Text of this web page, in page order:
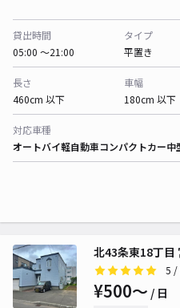
貸出時間
05:00 〜21:00
タイプ
平置き
長さ
460cm 以下
車幅
180cm 以下
対応車種
オートバイ軽自動車コンパクトカー中
北43条東18丁
5 /
¥500〜 / 日